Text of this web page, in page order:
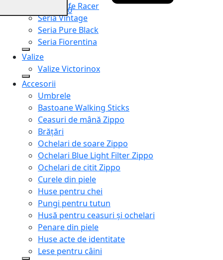
Seria Cafe Racer
Seria Vintage
Seria Pure Black
Seria Fiorentina
Valize
Valize Victorinox
Accesorii
Umbrele
Bastoane Walking Sticks
Ceasuri de mână Zippo
Brățări
Ochelari de soare Zippo
Ochelari Blue Light Filter Zippo
Ochelari de citit Zippo
Curele din piele
Huse pentru chei
Pungi pentru tutun
Husă pentru ceasuri și ochelari
Penare din piele
Huse acte de identitate
Lese pentru câini
0